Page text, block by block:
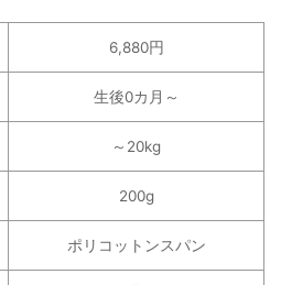
6,880円
生後0カ月～
～20kg
200g
ポリコットンスパン